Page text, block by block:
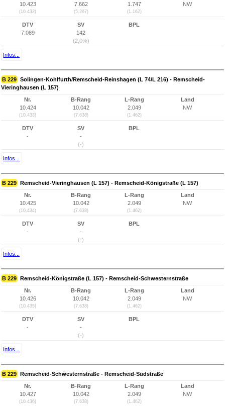
10.423
(10.432)
7.662
(5.267)
1.747
(1.162)
NW
DTV
7.089
SV
142
(2,0%)
BPL
Infos...
B 229 Solingen-Kohlfurth/Remscheid-Reinshagen (L 74/L 216) - Remscheid-
Vieringhausen (L 157)
Nr.
10.424
(10.433)
B-Rang
10.042
(7.638)
L-Rang
2.049
(1.462)
Land
NW
DTV
-
SV
-
(-)
BPL
Infos...
B 229 Remscheid-Vieringhausen (L 157) - Remscheid-Königstraße (L 157)
Nr.
10.425
(10.434)
B-Rang
10.042
(7.638)
L-Rang
2.049
(1.462)
Land
NW
DTV
-
SV
-
(-)
BPL
Infos...
B 229 Remscheid-Königstraße (L 157) - Remscheid-Schwesternstraße
Nr.
10.426
(10.435)
B-Rang
10.042
(7.638)
L-Rang
2.049
(1.462)
Land
NW
DTV
-
SV
-
(-)
BPL
Infos...
B 229 Remscheid-Schwesternstraße - Remscheid-Südstraße
Nr.
10.427
(10.436)
B-Rang
10.042
(7.638)
L-Rang
2.049
(1.462)
Land
NW